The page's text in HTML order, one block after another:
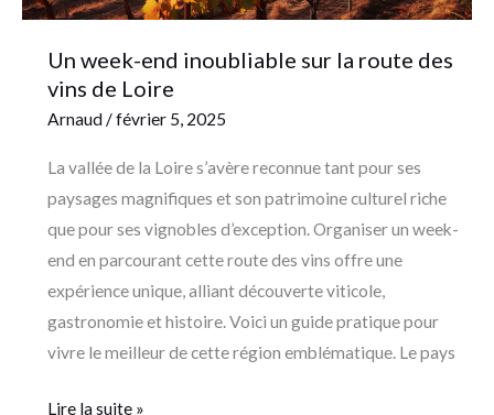
Un week-end inoubliable sur la route des
vins de Loire
Arnaud/février 5, 2025
La vallée de la Loire s’avère reconnue tant pour ses
paysages magnifiques et son patrimoine culturel riche
que pour ses vignobles d’exception. Organiser un week-
end en parcourant cette route des vins offre une
expérience unique, alliant découverte viticole,
gastronomie et histoire. Voici un guide pratique pour
vivre le meilleur de cette région emblématique. Le pays
de
Lire la suite »